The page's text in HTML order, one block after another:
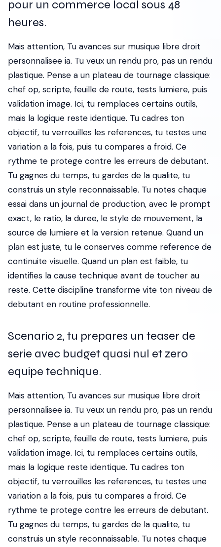
pour un commerce local sous 48
heures.
Mais attention, Tu avances sur musique libre droit
personnalisee ia. Tu veux un rendu pro, pas un rendu
plastique. Pense a un plateau de tournage classique:
chef op, scripte, feuille de route, tests lumiere, puis
validation image. Ici, tu remplaces certains outils,
mais la logique reste identique. Tu cadres ton
objectif, tu verrouilles les references, tu testes une
variation a la fois, puis tu compares a froid. Ce
rythme te protege contre les erreurs de debutant.
Tu gagnes du temps, tu gardes de la qualite, tu
construis un style reconnaissable. Tu notes chaque
essai dans un journal de production, avec le prompt
exact, le ratio, la duree, le style de mouvement, la
source de lumiere et la version retenue. Quand un
plan est juste, tu le conserves comme reference de
continuite visuelle. Quand un plan est faible, tu
identifies la cause technique avant de toucher au
reste. Cette discipline transforme vite ton niveau de
debutant en routine professionnelle.
Scenario 2, tu prepares un teaser de
serie avec budget quasi nul et zero
equipe technique.
Mais attention, Tu avances sur musique libre droit
personnalisee ia. Tu veux un rendu pro, pas un rendu
plastique. Pense a un plateau de tournage classique:
chef op, scripte, feuille de route, tests lumiere, puis
validation image. Ici, tu remplaces certains outils,
mais la logique reste identique. Tu cadres ton
objectif, tu verrouilles les references, tu testes une
variation a la fois, puis tu compares a froid. Ce
rythme te protege contre les erreurs de debutant.
Tu gagnes du temps, tu gardes de la qualite, tu
construis un style reconnaissable. Tu notes chaque